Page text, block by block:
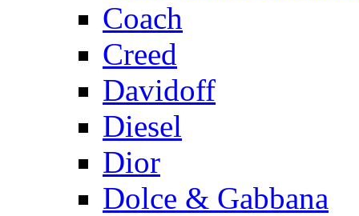
Coach
Creed
Davidoff
Diesel
Dior
Dolce & Gabbana